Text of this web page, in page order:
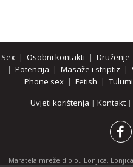
Sex| Osobni kontakti | Druženje
| Potencija | Masaže i striptiz |
Phone sex| Fetish |
Uvjeti korištenja | Kontakt |
Maratela mreže d.o.o., Lonjica,